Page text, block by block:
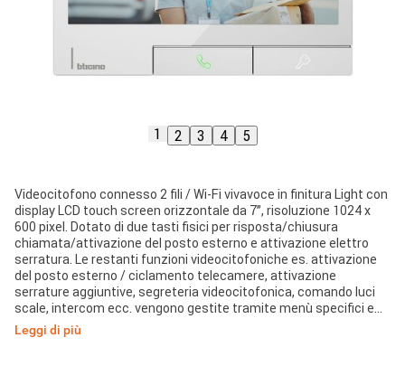
1 2 3 4 5
Videocitofono connesso 2 fili / Wi-Fi vivavoce in finitura Light con
display LCD touch screen orizzontale da 7”, risoluzione 1024 x
600 pixel. Dotato di due tasti fisici per risposta/chiusura
chiamata/attivazione del posto esterno e attivazione elettro
serratura. Le restanti funzioni videocitofoniche es. attivazione
del posto esterno / ciclamento telecamere, attivazione
serrature aggiuntive, segreteria videocitofonica, comando luci
scale, intercom ecc. vengono gestite tramite menù specifici e
display touch. Dotato di cancellatore eco digitale per una
migliore qualità audio. Segnalazioni visive a LED per: stato
Leggi di più